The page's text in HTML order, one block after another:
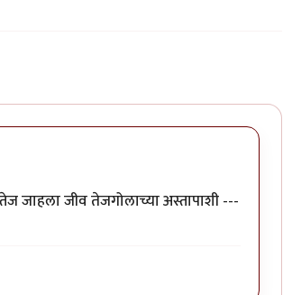
जाहला जीव तेजगोलाच्या अस्तापाशी ---